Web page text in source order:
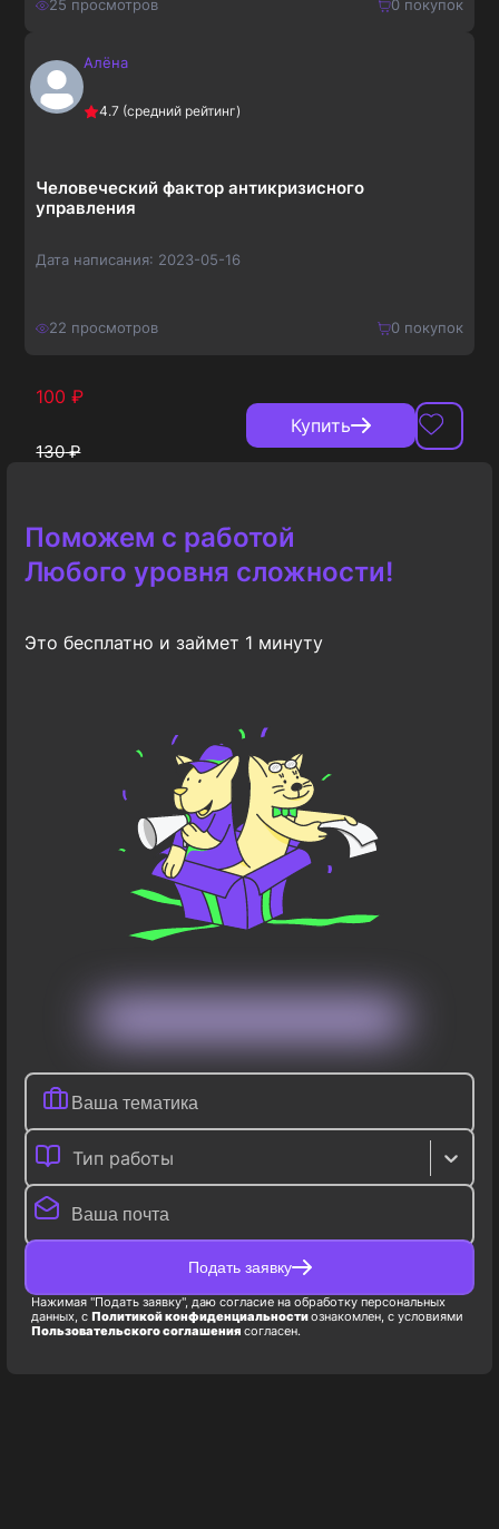
25 просмотров 0покупок
150₽Алёна
4.7 (средний рейтинг)
Человеческий фактор антикризисного
управления
Дата написания: 2023-05-16
22 просмотров 0покупок
100 ₽
130₽
Купить
Поможем с работой
Любого уровня сложности!
Это бесплатно и займет 1 минуту
Тип работы
Подать заявку
Нажимая "Подать заявку", даю согласие на обработку персональных
данных, с Политикой конфиденциальностиознакомлен, с условиями
Пользовательского соглашения согласен.